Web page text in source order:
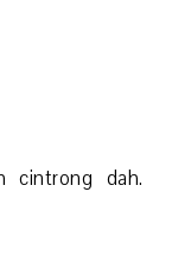
cintrong dah.